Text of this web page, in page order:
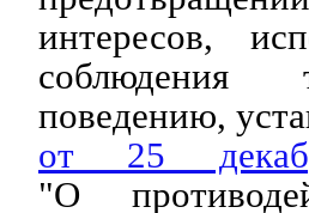
интересов,
соблюдения
поведению,
от 25
"О